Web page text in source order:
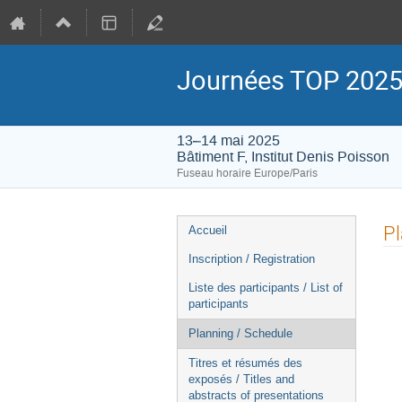
Journées TOP 2025
13–14 mai 2025
Bâtiment F, Institut Denis Poisson
Fuseau horaire Europe/Paris
Menu
de
Accueil
Inscription / Registration
Liste des participants / List of
participants
Planning / Schedule
Titres et résumés des
exposés / Titles and
abstracts of presentations